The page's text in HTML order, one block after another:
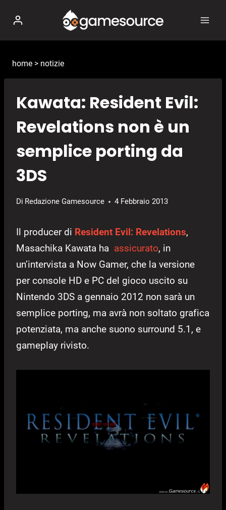
contenuto
home > notizie
Kawata: Resident Evil:
Revelations non è un
semplice porting da
3DS
Di Redazione Gamesource 4 Febbraio 2013
Il producer di Resident Evil: Revelations,
Masachika Kawata ha assicurato, in
un’intervista a Now Gamer, che la versione
per console HD e PC del gioco uscito su
Nintendo 3DS a gennaio 2012 non sarà un
semplice porting, ma avrà non soltato grafica
potenziata, ma anche suono surround 5.1, e
gameplay rivisto.